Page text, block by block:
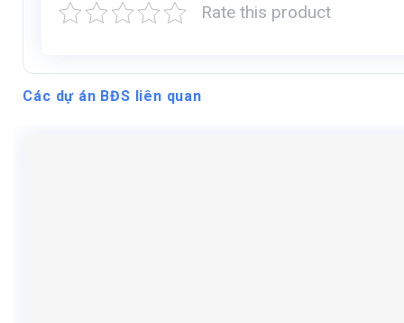
Rate this product
Các dự án BĐS liên quan